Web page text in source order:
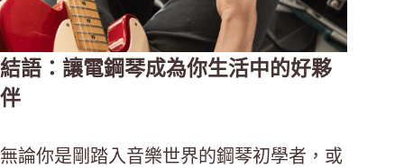
結語：讓電鋼琴成為你生活中的好夥
伴
無論你是剛踏入音樂世界的鋼琴初學者，或